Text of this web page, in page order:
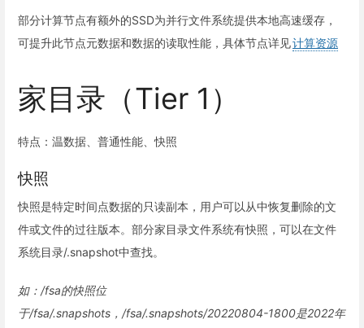
部分计算节点有额外的SSD为并行文件系统提供本地高速缓存，
可提升此节点元数据和数据的读取性能，具体节点详见计算资源
家目录（Tier 1）
特点：温数据、普通性能、快照
快照
快照是特定时间点数据的只读副本，用户可以从中恢复删除的文
件或文件的过往版本。部分家目录文件系统有快照，可以在文件
系统目录/.snapshot中查找。
如：/fsa的快照位
于/fsa/.snapshots，/fsa/.snapshots/20220804-1800是2022年